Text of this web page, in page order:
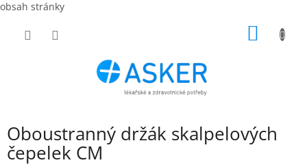
obsah stránky
Oboustranný držák skalpelových
čepelek CM